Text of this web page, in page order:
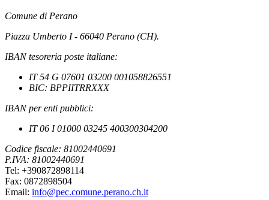
Comune di Perano
Piazza Umberto I - 66040 Perano (CH).
IBAN tesoreria poste italiane:
IT 54 G 07601 03200 001058826551
BIC: BPPIITRRXXX
IBAN per enti pubblici:
IT 06 I 01000 03245 400300304200
Codice fiscale: 81002440691
P.IVA: 81002440691
Tel: +390872898114
Fax: 0872898504
Email: info@pec.comune.perano.ch.it